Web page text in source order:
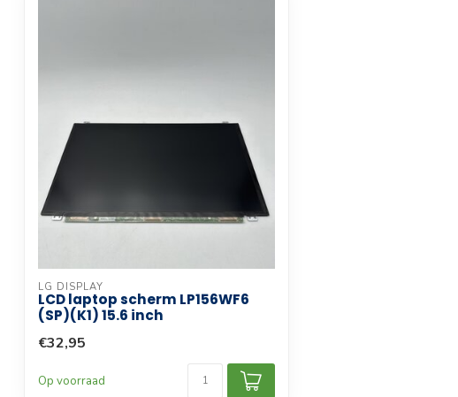
Compatibele productlijn
Garantie termijn
LG DISPLAY
LCD laptop scherm LP156WF6
(SP)(K1) 15.6 inch
€32,95
Op voorraad